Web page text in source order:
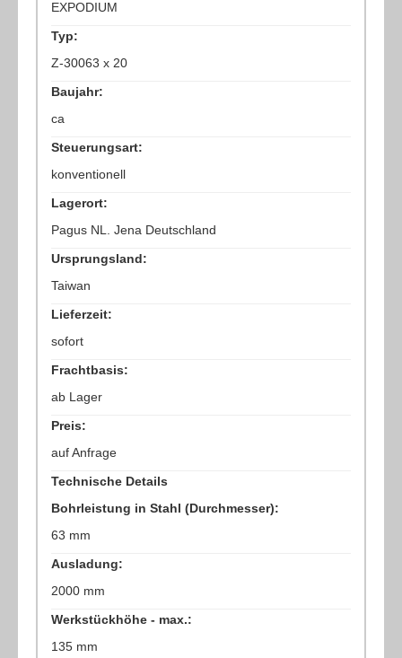
EXPODIUM
Typ:
Z-30063 x 20
Baujahr:
ca
Steuerungsart:
konventionell
Lagerort:
Pagus NL. Jena Deutschland
Ursprungsland:
Taiwan
Lieferzeit:
sofort
Frachtbasis:
ab Lager
Preis:
auf Anfrage
Technische Details
Bohrleistung in Stahl (Durchmesser):
63 mm
Ausladung:
2000 mm
Werkstückhöhe - max.:
135 mm